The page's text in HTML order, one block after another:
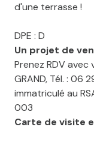
d'une terrasse !
DPE : D
Un projet de
Prenez RDV
GRAND, Tél. : 06
immatriculé au
003
Carte de visite